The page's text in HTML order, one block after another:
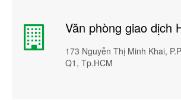
Văn phòng giao dịch
173 Nguyễn Thị Minh Khai,
Q1, Tp.HCM